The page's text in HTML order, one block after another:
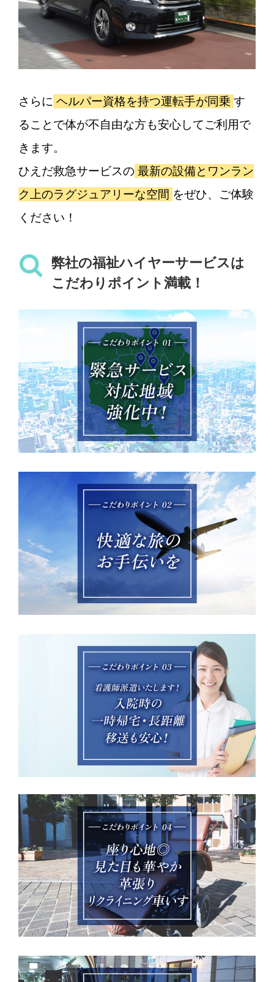
さらに ヘルパー資格を持つ運転手が同乗 す
ることで体が不自由な方も安心してご利用で
きます。
ひえだ救急サービスの 最新の設備とワンラン
ク上のラグジュアリーな空間 をぜひ、ご体験
ください！
弊社の福祉ハイヤーサービスは
こだわりポイント満載！